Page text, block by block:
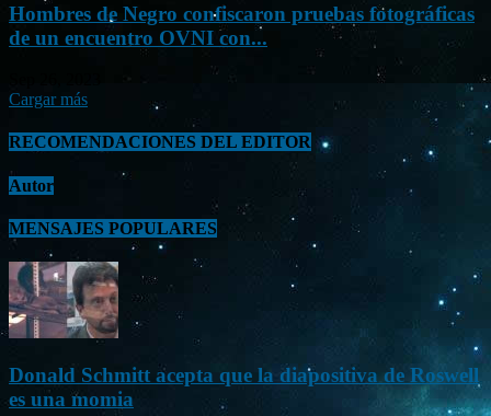
Hombres de Negro confiscaron pruebas fotográficas
de un encuentro OVNI con...
Cargar más
RECOMENDACIONES DEL EDITOR
Autor
MENSAJES POPULARES
Donald Schmitt acepta que la diapositiva de Roswell
es una momia